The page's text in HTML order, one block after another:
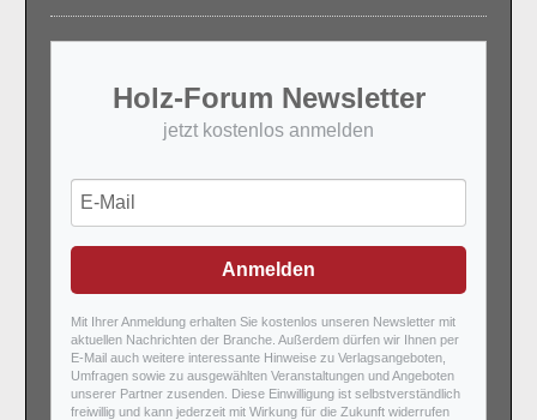
Holz-Forum Newsletter
jetzt kostenlos anmelden
Anmelden
Mit Ihrer Anmeldung erhalten Sie kostenlos unseren Newsletter mit
aktuellen Nachrichten der Branche. Außerdem dürfen wir Ihnen per
E-Mail auch weitere interessante Hinweise zu Verlagsangeboten,
Umfragen sowie zu ausgewählten Veranstaltungen und Angeboten
unserer Partner zusenden. Diese Einwilligung ist selbstverständlich
freiwillig und kann jederzeit mit Wirkung für die Zukunft widerrufen